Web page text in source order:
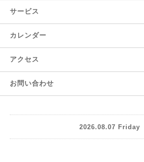
サービス
カレンダー
アクセス
お問い合わせ
2026.08.07 Friday